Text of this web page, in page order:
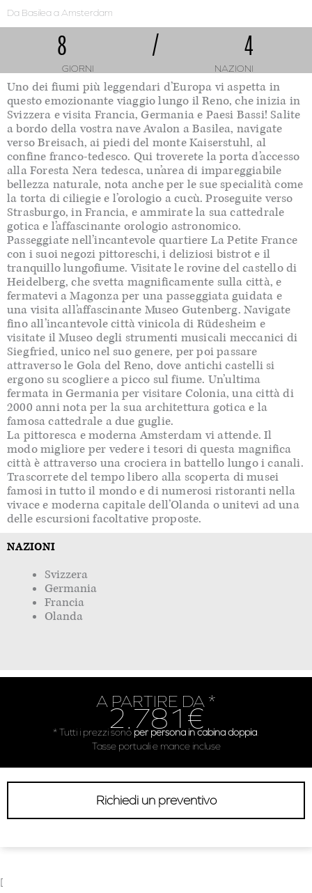
Da Basilea a Amsterdam
8 / 4
GIORNI NAZIONI
Uno dei fiumi più leggendari d’Europa vi aspetta in
questo emozionante viaggio lungo il Reno, che inizia in
Svizzera e visita Francia, Germania e Paesi Bassi! Salite
a bordo della vostra nave Avalon a Basilea, navigate
verso Breisach, ai piedi del monte Kaiserstuhl, al
confine franco-tedesco. Qui troverete la porta d’accesso
alla Foresta Nera tedesca, un’area di impareggiabile
bellezza naturale, nota anche per le sue specialità come
la torta di ciliegie e l’orologio a cucù. Proseguite verso
Strasburgo, in Francia, e ammirate la sua cattedrale
gotica e l’affascinante orologio astronomico.
Passeggiate nell’incantevole quartiere La Petite France
con i suoi negozi pittoreschi, i deliziosi bistrot e il
tranquillo lungofiume. Visitate le rovine del castello di
Heidelberg, che svetta magnificamente sulla città, e
fermatevi a Magonza per una passeggiata guidata e
una visita all’affascinante Museo Gutenberg. Navigate
fino all’incantevole città vinicola di Rüdesheim e
visitate il Museo degli strumenti musicali meccanici di
Siegfried, unico nel suo genere, per poi passare
attraverso le Gola del Reno, dove antichi castelli si
ergono su scogliere a picco sul fiume. Un’ultima
fermata in Germania per visitare Colonia, una città di
2000 anni nota per la sua architettura gotica e la
famosa cattedrale a due guglie.
La pittoresca e moderna Amsterdam vi attende. Il
modo migliore per vedere i tesori di questa magnifica
città è attraverso una crociera in battello lungo i canali.
Trascorrete del tempo libero alla scoperta di musei
famosi in tutto il mondo e di numerosi ristoranti nella
vivace e moderna capitale dell’Olanda o unitevi ad una
delle escursioni facoltative proposte.
NAZIONI
Svizzera
Germania
Francia
Olanda
A PARTIRE DA *
2.781€
* Tutti i prezzi sono per persona in cabina doppia.
Tasse portuali e mance incluse
Richiedi un preventivo
[